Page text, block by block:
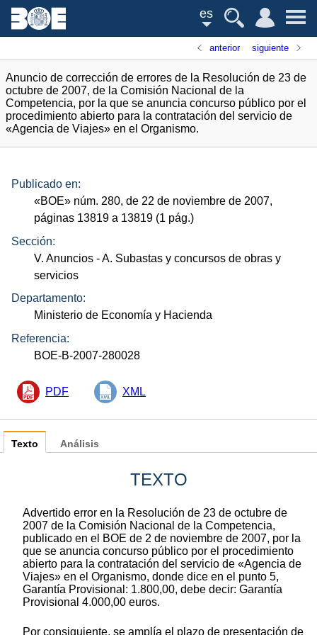
es
anterior siguiente
Anuncio de corrección de errores de la Resolución de 23 de
octubre de 2007, de la Comisión Nacional de la
Competencia, por la que se anuncia concurso público por el
procedimiento abierto para la contratación del servicio de
«Agencia de Viajes» en el Organismo.
Publicado en:
«BOE» núm. 280, de 22 de noviembre de 2007,
páginas 13819 a 13819 (1 pág.)
Sección:
V. Anuncios - A. Subastas y concursos de obras y
servicios
Departamento:
Ministerio de Economía y Hacienda
Referencia:
BOE-B-2007-280028
PDF XML
Texto
TEXTO
Advertido error en la Resolución de 23 de octubre de
2007 de la Comisión Nacional de la Competencia,
publicado en el BOE de 2 de noviembre de 2007, por la
que se anuncia concurso público por el procedimiento
abierto para la contratación del servicio de «Agencia de
Viajes» en el Organismo, donde dice en el punto 5,
Garantía Provisional: 1.800,00, debe decir: Garantía
Provisional 4.000,00 euros.
Por consiguiente, se amplía el plazo de presentación de
Análisis